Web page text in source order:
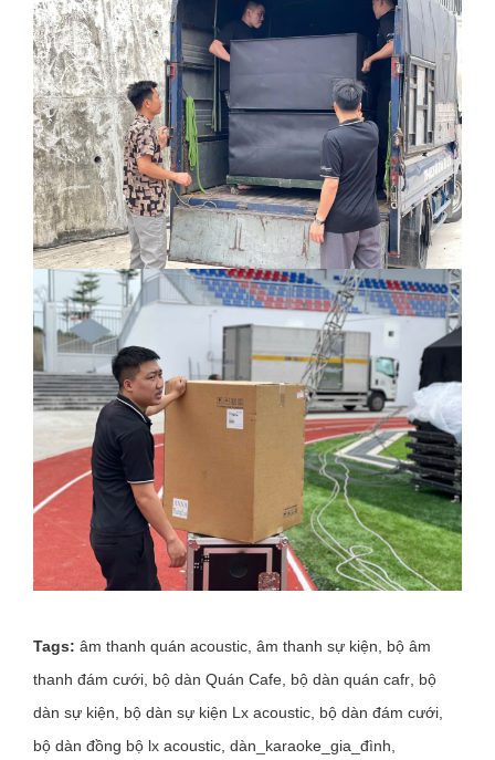
Tags: âm thanh quán acoustic âm thanh sự kiện
bộ âm
thanh đám cưới bộ dàn Quán Cafe bộ dàn quán cafr bộ
dàn sự kiện
bộ dàn sự kiện Lx acoustic bộ dàn đám cưới
bộ dàn đồng bộ lx acoustic dàn_karaoke_gia_đình